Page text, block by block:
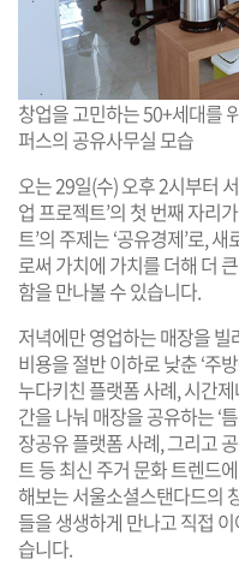
창업을 고민하는 50+세대를
퍼스의 공유사무실 모습
오는 29일(수) 오후 2시부터
업 프로젝트’의 첫 번째 자리
트’의 주제는 ‘공유경제’로,
로써 가치에 가치를 더해 더
함을 만나볼 수 있습니다.
저녁에만 영업하는 매장을
비용을 절반 이하로 낮춘 ‘주
누다키친 플랫폼 사례, 시간
간을 나눠 매장을 공유하는 ‘
장공유 플랫폼 사례, 그리고
트 등 최신 주거 문화 트렌드
해보는 서울소셜스탠다드의
들을 생생하게 만나고 직접
습니다.